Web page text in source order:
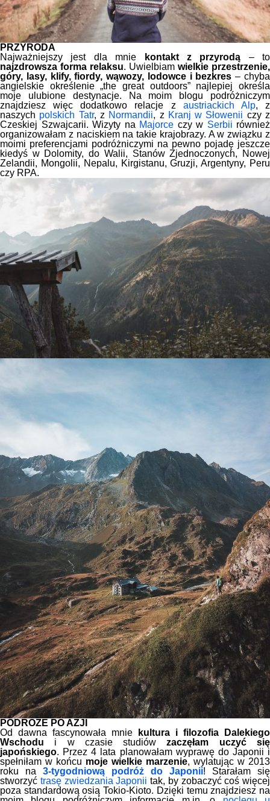
PRZYRODA
Najważniejszy jest dla mnie
kontakt z przyrodą – to
najzdrowsza forma relaksu. Uwielbiam wielkie przestrzenie,
góry, lasy, klify, fiordy, wąwozy, lodowce i bezkres – chyba
angielskie określenie „the great outdoors” najlepiej określa
moje ulubione destynacje. Na moim blogu podróżniczym
znajdziesz więc dodatkowo relacje z austriackich Alp, z
naszych polskich Tatr, z Normandii, z Kranj w Słowenii czy z
Czeskiej Szwajcarii. Wizyty na Majorce czy w Serbii również
organizowałam z naciskiem na takie krajobrazy. A w związku z
moimi preferencjami podróżniczymi na pewno pojadę jeszcze
kiedyś w Dolomity, do Walii, Stanów Zjednoczonych, Nowej
Zelandii, Mongolii, Nepalu, Kirgistanu, Gruzji, Argentyny, Peru
czy RPA.
PODRÓŻE PO AZJI
Od dawna fascynowała mnie
kultura i filozofia Dalekiego
Wschodu i w czasie studiówzaczęłam uczyć się
japońskiego. Przez 4 lata planowałam wyprawę do Japonii i
spełniłam w końcu moje wielkie marzenie, wylatując w 2013
roku na 3-tygodniową podróż do Japonii! Starałam się
stworzyć trasę zwiedzania Japonii tak, by zobaczyć coś więcej
poza standardową osią Tokio-Kioto. Dzięki temu znajdziesz na